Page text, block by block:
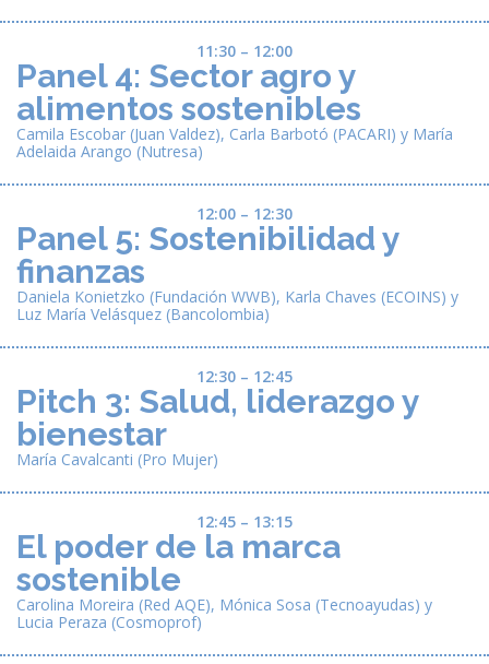
11:30 – 12:00
Panel 4: Sector agro y
alimentos sostenibles
Camila Escobar (Juan Valdez), Carla Barbotó (PACARI) y María
Adelaida Arango (Nutresa)
12:00 – 12:30
Panel 5: Sostenibilidad y
finanzas
Daniela Konietzko (Fundación WWB), Karla Chaves (ECOINS) y
Luz María Velásquez (Bancolombia)
12:30 – 12:45
Pitch 3: Salud, liderazgo y
bienestar
María Cavalcanti (Pro Mujer)
12:45 – 13:15
El poder de la marca
sostenible
Carolina Moreira (Red AQE), Mónica Sosa (Tecnoayudas) y
Lucia Peraza (Cosmoprof)